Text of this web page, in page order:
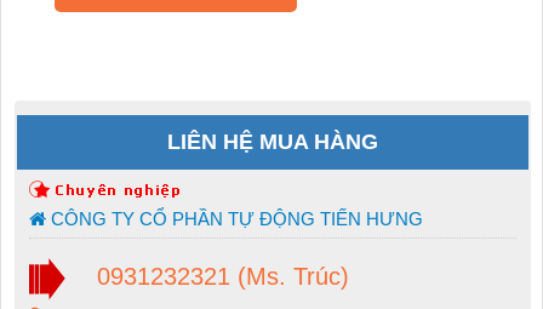
LIÊN HỆ MUA HÀNG
CÔNG TY CỔ PHẦN TỰ ĐỘNG TIẾN HƯNG
0931232321 (Ms. Trúc)